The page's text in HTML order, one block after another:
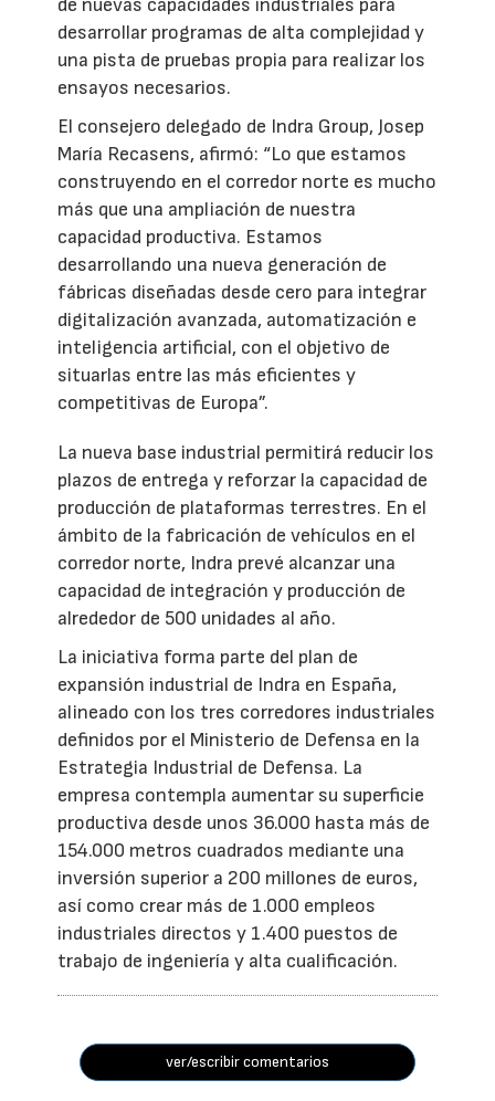
de nuevas capacidades industriales para
desarrollar programas de alta complejidad y
una pista de pruebas propia para realizar los
ensayos necesarios.
El consejero delegado de Indra Group, Josep
María Recasens, afirmó: “Lo que estamos
construyendo en el corredor norte es mucho
más que una ampliación de nuestra
capacidad productiva. Estamos
desarrollando una nueva generación de
fábricas diseñadas desde cero para integrar
digitalización avanzada, automatización e
inteligencia artificial, con el objetivo de
situarlas entre las más eficientes y
competitivas de Europa”.
La nueva base industrial permitirá reducir los
plazos de entrega y reforzar la capacidad de
producción de plataformas terrestres. En el
ámbito de la fabricación de vehículos en el
corredor norte, Indra prevé alcanzar una
capacidad de integración y producción de
alrededor de 500 unidades al año.
La iniciativa forma parte del plan de
expansión industrial de Indra en España,
alineado con los tres corredores industriales
definidos por el Ministerio de Defensa en la
Estrategia Industrial de Defensa. La
empresa contempla aumentar su superficie
productiva desde unos 36.000 hasta más de
154.000 metros cuadrados mediante una
inversión superior a 200 millones de euros,
así como crear más de 1.000 empleos
industriales directos y 1.400 puestos de
trabajo de ingeniería y alta cualificación.
ver/escribir comentarios